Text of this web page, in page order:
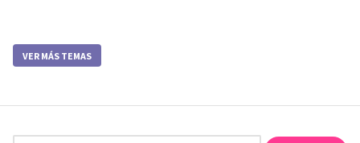
VER MÁS TEMAS